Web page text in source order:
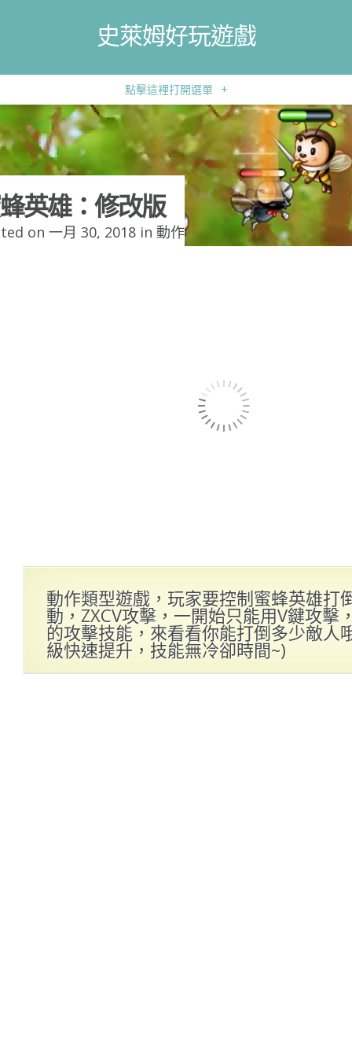
史萊姆好玩遊戲
點擊這裡打開選單 +
英雄：修改版
on 一月 30, 2018 in 動作
動作類型遊戲，玩家要控制蜜蜂英雄打
動，ZXCV攻擊，一開始只能用V鍵攻
的攻擊技能，來看看你能打倒多少敵人
級快速提升，技能無冷卻時間~)